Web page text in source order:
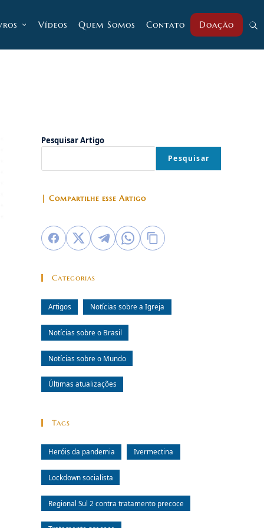
Vídeos Quem Somos Contato Doação
Pesquisar Artigo
Pesquisar
| Compartilhe esse Artigo
Categorias
Artigos Notícias sobre a Igreja
Notícias sobre o Brasil
Notícias sobre o Mundo
Últimas atualizações
Tags
Heróis da pandemia Ivermectina
Lockdown socialista
Regional Sul 2 contra tratamento precoce